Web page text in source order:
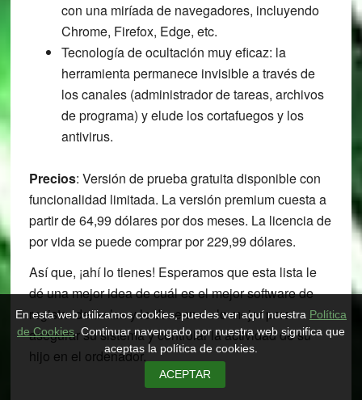
con una miríada de navegadores, incluyendo
Chrome, Firefox, Edge, etc.
Tecnología de ocultación muy eficaz: la
herramienta permanece invisible a través de
los canales (administrador de tareas, archivos
de programa) y elude los cortafuegos y los
antivirus.
Precios: Versión de prueba gratuita disponible con
funcionalidad limitada. La versión premium cuesta a
partir de 64,99 dólares por dos meses. La licencia de
por vida se puede comprar por 229,99 dólares.
Así que, ¡ahí lo tienes! Esperamos que esta lista le
dé una mejor idea de cuál es el mejor software de
registro de teclas y le deseamos lo mejor para
asegurar su sistema y controlar la actividad de su
hijo en el ordenador.
En esta web utilizamos cookies, puedes ver aquí nuestra Política
de Cookies. Continuar navengado por nuestra web significa que
aceptas la política de cookies.
ACEPTAR